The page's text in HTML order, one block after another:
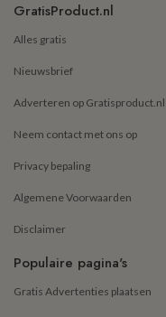
GratisProduct.nl
Alles gratis
Nieuwsbrief
Adverteren op Gratisproduct.nl
Neem contact met ons op
Privacy bepaling
Algemene Voorwaarden
Disclaimer
Populaire pagina's
Gratis Advertenties plaatsen